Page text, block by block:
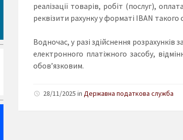
реалізації товарів, робіт (послуг),
реквізити рахунку у форматі ІВАN такого
Водночас, у разі здійснення
електронного платіжного засобу,
обов’язковим.
28/11/2025 in Державна податкова служба